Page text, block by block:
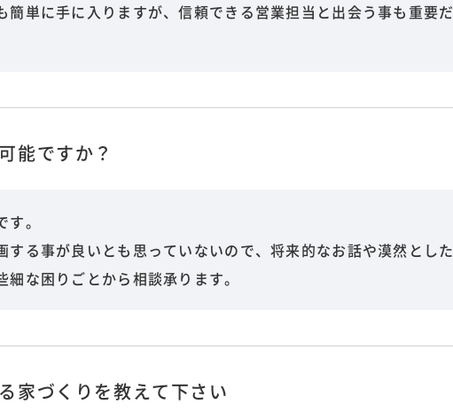
簡単に手に入りますが、信頼できる営業担当と出会う事も重要だ
能ですか？
。
する事が良いとも思っていないので、将来的なお話や漠然とした
な困りごとから相談承ります。
家づくりを教えて下さい